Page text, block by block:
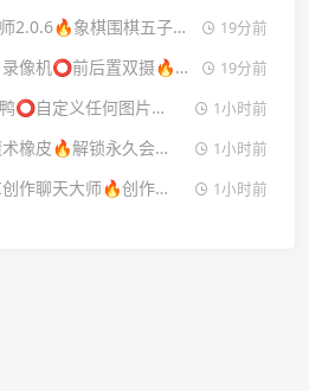
【分享】棋大师2.0.6🔥象棋围棋五子棋三合一🔥纯净无广
19分前
【分享】ADV 录像机⭕前后置双摄🔥专业高帧率录屏🔥
19分前
【分享】拼豆鸭⭕自定义任何图片⭕一键统计耗材
1小时前
【分享】🔥魔术橡皮🔥解锁永久会员去广告🔥一键擦除各种东西
1小时前
【分享】🔥AI创作聊天大师🔥创作你的所有生活🔥解锁永久会员 1小时前